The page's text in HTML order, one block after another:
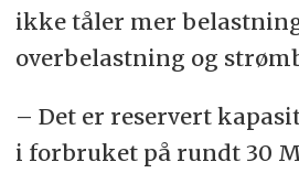
Prosjekter i kø:ca.
1 MW:Forbruk
industribedrift, større
bygg eller 300-400
ikke tåler mer
overbelastning og
– Det er reservert
i forbruket på rundt 30